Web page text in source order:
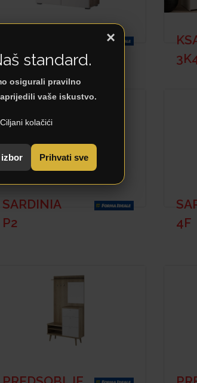
2K1F
SARDINIA
P2
4F
×
standard.
osigurali pravilno
vaše iskustvo.
Ciljani kolačići
izbor Prihvati sve